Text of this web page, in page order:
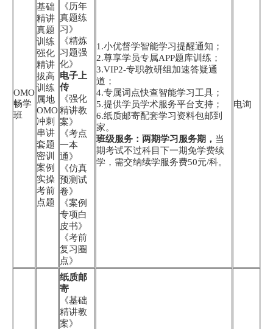
OMO
畅学
班
基础
精讲
真题
训练
强化
精讲
拔高
训练
属地
OMO
冲刺
串讲
套题
密训
案例
实操
考前
点题
《历年
真题练
习》
《精炼
习题强
化》
电子上
传
《强化
精讲教
案》
《考点
一本
通》
《仿真
预测试
卷》
《案例
专项白
皮书》
《考前
复习圈
点》
1.小优督学智能学习提醒通知；
2.尊享学员专属APP题库训练；
3.VIP2-专职教研组加速答疑通
道；
4.专属词点快查智能学习工具；
5.提供学员学术服务平台支持；
6.纸质邮寄配套学习资料包邮到
家。
班级服务：两期学习服务期， 当
期考试不过科目下一期免学费续
学，需交纳续学服务费50元/科。
电询
纸质邮
寄
《基础
精讲教
案》